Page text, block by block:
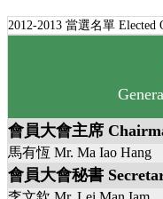
2012-2013 當選名單 Elected
會員大會主席
馬有恆 Mr. Ma Iao Hang
會員大會秘書